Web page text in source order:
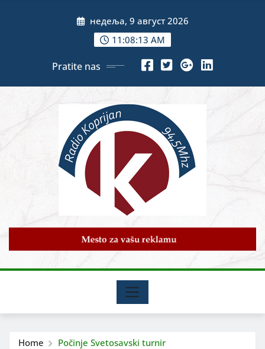
недеља, 9 август 2026
11:08:14 AM
Pratite nas
Home Počinje Svetosavski turnir